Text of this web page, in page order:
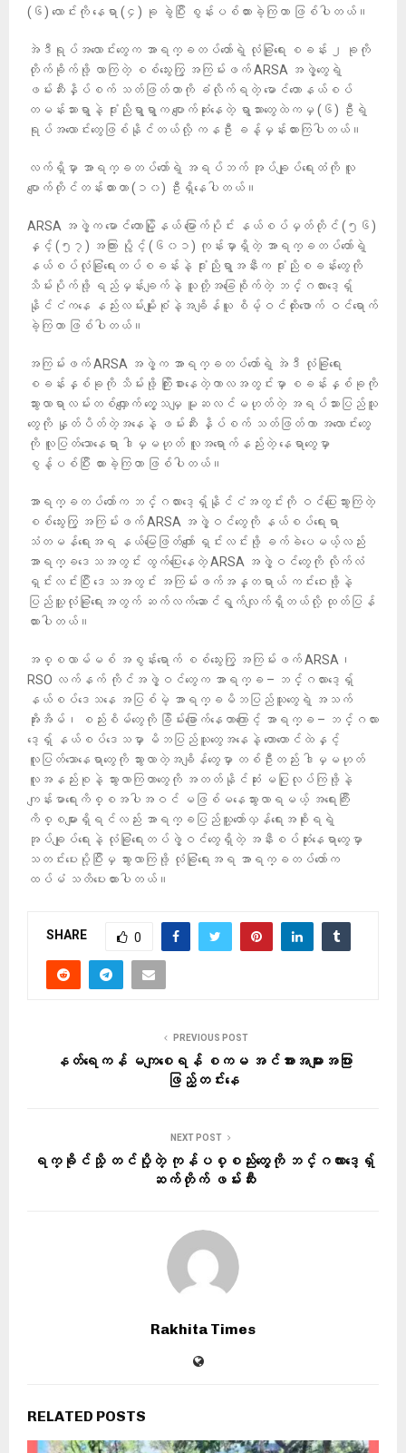
(၆) လောင်းကို နေရာ (၄) ခု ခွဲပြီး စွန်းပစ်ထားခဲ့ကြတာ ဖြစ်ပါတယ်။
အဲဒီရုပ်အလောင်းတွေက အာရက္ခတပ်တော်ရဲ့ လုံခြုံရေး စခန်း ၂ ခုကို
တိုက်ခိုက်ဖို့ လာကြတဲ့ စစ်သွေးကြွ အကြမ်းဖက် ARSA အဖွဲ့တွေရဲ့
ဖမ်းဆီးနှိပ်စက် သတ်ဖြတ်တာကို ခံလိုက်ရတဲ့ မောင်တောနယ်စပ်
တမန်းသားရွာနဲ့ ဒုံးညိုရွာရွာက ပျောက်ဆုံးနေတဲ့ ရွာသားတွေထဲကမှ (၆) ဦးရဲ့
ရုပ်အလောင်းတွေဖြစ်နိုင်​တယ်လို့ ကနဦး ခန့်မှန်းထားကြပါတယ်။
လက်ရှိမှာ အာရက္ခတပ်တော်ရဲ့ အရပ်ဘက် အုပ်ချုပ်ရေးထံကို လူ
ပျောက်တိုင်တန်းထားတာ (၁၀) ဦးရှိနေပါတယ်။
ARSA အဖွဲ့က မောင်တောမြို့နယ် မြောက်ပိုင်း နယ်စပ်မှတ်တိုင် (၅၆)
နှင့် (၅၇) အကြား ပွိုင့် (၆၀၁) ကုန်းမှာရှိတဲ့ အာရက္ခတပ်တော်ရဲ့
နယ်စပ်လုံခြုံရေးတပ်စခန်းနဲ့ ဒုံးညိုရွာအနီးက ဒုံးညိုစခန်းတွေကို
သိမ်းပိုက်ဖို့ ရည်မှန်းချက်နဲ့ သူတို့အခြေစိုက်တဲ့ ဘင်္ဂလားဒေ့ရှ်
နိုင်ငံကနေ နည်းလမ်းမျိုးစုံနဲ့အချိန်ယူ စိမ့်ဝင်ထိုးဖောက် ဝင်ရောက်
ခဲ့ကြတာ ဖြစ်ပါတယ်။
အကြမ်းဖက် ARSA အဖွဲ့က အာရက္ခတပ်တော်ရဲ့ အဲဒီ လုံခြုံရေး
စခန်းနှစ်ခုကို သိမ်းဖို့ ကြိုးစားနေတဲ့ကာလအတွင်းမှာ စခန်းနှစ်ခုကို
သွားလာရာလမ်းတစ်လျှောက် တွေ့သမျှ မူဆလင်မဟုတ်တဲ့ အရပ်သားပြည်သူ
တွေကို နှုတ်ပိတ်တဲ့အနေနဲ့ ဖမ်းဆီး နှိပ်စက် သတ်ဖြတ်ကာ အလောင်းတွေ
ကို လူပြတ်သောနေရာ ဒါမှမဟုတ် လူအရောက်နည်းတဲ့ နေရာတွေမှာ
စွန့်ပစ်ပြီး ထားခဲ့ကြတာ ဖြစ်ပါတယ်။
အာရက္ခတပ်တော်က ဘင်္ဂလားဒေ့ရှ်နိုင်ငံအတွင်းကို ဝင်ပြေးသွားကြတဲ့
စစ်သွေးကြွ အကြမ်းဖက် ARSA အဖွဲ့ဝင်တွေကို နယ်စပ်ရေးရာ
သံတမန်ရေးအရ နယ်မြေဖြတ်ကျော် ရှင်းလင်းဖို့ ခက်ခဲပေမယ့်လည်း
အာရက္ခဒေသအတွင်း ထွက်ပြေးနေတဲ့ ARSA အဖွဲ့ဝင်တွေကို လိုက်လံ
ရှင်းလင်းပြီး ဒေသအတွင်း အကြမ်းဖက်အန္တရာယ် ကင်းဝေးဖို့နဲ့
ပြည်သူ့လုံခြုံရေးအတွက် ဆက်လက်ဆောင်ရွက်လျက်ရှိတယ်လို့ ထုတ်ပြန်
ထားပါတယ်။
အစ္စလာမ်မစ် အစွန်းရောက် စစ်သွေးကြွ အကြမ်းဖက် ARSA၊
RSO လက်နက် ကိုင်အဖွဲ့ဝင်တွေက အာရက္ခ – ဘင်္ဂလားဒေ့ရှ်
နယ်စပ်ဒေသနေ အပြစ်မဲ့ အာရက္ခမိဘပြည်သူတွေရဲ့ အသက်
အိုးအိမ်၊ စည်းစိမ်တွေကို ခြိမ်းခြောက်နေတာကြောင့် အာရက္ခ – ဘင်္ဂလား
ဒေ့ရှ် နယ်စပ်ဒေသမှာ မိဘပြည်သူတွေအနေနဲ့ တောတောင်ထဲနှင့်
လူပြတ်သောနေရာတွေကို သွားလာတဲ့အချိန်တွေမှာ တစ်ဦးတည်း ဒါမှမဟုတ်
လူအနည်းစုနဲ့ သွားလာကြတာတွေကို အတတ်နိုင်ဆုံး မပြုလုပ်ကြဖို့နဲ့
ကျန်းမာရေးကိစ္စအပါအဝင် မဖြစ်မနေသွားလာရမယ့် အရေးကြီး
ကိစ္စများရှိရင်လည်း အာရက္ခပြည်သူ့တော်လှန်ရေးအစိုးရရဲ့
အုပ်ချုပ်ရေးနဲ့ လုံခြုံရေးတပ်ဖွဲ့ဝင်တွေရှိတဲ့ အနီးစပ်ဆုံးနေရာတွေမှာ
သတင်းပေးပို့ပြီးမှ သွားလာကြဖို့ လုံခြုံရေးအရ အာရက္ခတပ်တော်က
ထပ်မံ သတိပေးထားပါတယ်။
SHARE 0
PREVIOUS POST
နတ်ရေကန် မကျစေရန် စကမ အင်အားအများအပြား
ဖြည့်တင်းနေ
NEXT POST
ရက္ခိုင်သို့ တင်ပို့တဲ့ ကုန်ပစ္စည်းတွေကို ဘင်္ဂလားဒေ့ရှ်
ဆက်တိုက် ဖမ်းဆီး
Rakhita Times
RELATED POSTS